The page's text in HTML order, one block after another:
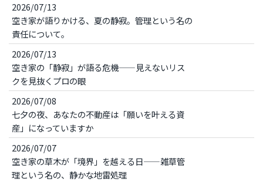
2026/07/13
空き家が語りかける、夏の静寂。管理という名の
責任について。
2026/07/13
空き家の「静寂」が語る危機——見えないリス
クを見抜くプロの眼
2026/07/08
七夕の夜、あなたの不動産は「願いを叶える資
産」になっていますか
2026/07/07
空き家の草木が「境界」を越える日——雑草管
理という名の、静かな地雷処理